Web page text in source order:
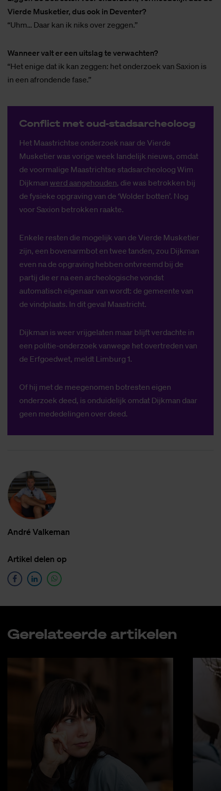
Vierde Musketier, dus ook in Deventer?
“Uhm… Daar kan ik niks over zeggen.’’
Wanneer valt er een uitslag te verwachten?
“Het enige dat ik kan zeggen: het onderzoek van Saxion is
in een afrondende fase.’’
Con­flict met oud-stads­ar­che­o­loog
Het Maastrichtse onderzoek naar de Vierde
Musketier was vorige week landelijk nieuws, omdat
de voormalige Maastrichtse stadsarcheoloog Wim
Dijkman werd aangehouden, die was betrokken bij
de fysieke opgraving van de ‘Wolder botten’. Nog
voor Saxion betrokken raakte.
Enkele resten die mogelijk van de Vierde Musketier
zijn, een bovenarmbot en twee tanden, zou Dijkman
even na de opgraving hebben ontvreemd bij de
partij die er na een archeologische vondst
automatisch eigenaar van wordt: de gemeente van
de vindplaats. In dit geval Maastricht.
Dijkman is weer vrijgelaten maar blijft verdachte in
een politie-onderzoek vanwege het overtreden van
de Erfgoedwet, meldt Limburg 1.
Of hij met de meegenomen botresten eigen
onderzoek deed, is onduidelijk omdat Dijkman daar
geen mededelingen over deed.
An­dré Val­ke­man
Ar­ti­kel de­len op
Ge­re­la­teer­de ar­ti­ke­len